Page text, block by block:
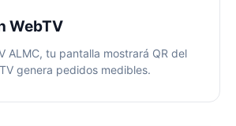
WebTV
ALMC, tu pantalla mostrará QR del
genera pedidos medibles.